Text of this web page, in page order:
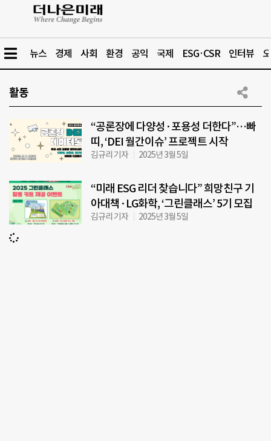
뉴스 경제 사회 환경 공익 국제 ESG·CSR 인터뷰
활동
“공론장에 다양성·포용성 더한다”…빠
띠, ‘DEI 월간이슈’ 프로젝트 시작
김규리 기자 2025년 3월 5일
“미래 ESG 리더 찾습니다” 희망친구 기
아대책·LG화학, ‘그린클래스’ 5기 모집
김규리 기자 2025년 3월 5일